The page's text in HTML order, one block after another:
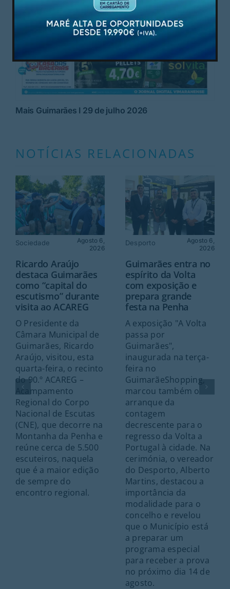
Mais Guimarães I 29 de julho 2026
NOTÍCIAS RELACIONADAS
Sociedade
Agosto 6,
2026
Ricardo Araújo
destaca Guimarães
como “capital do
escutismo” durante
visita ao ACAREG
O Presidente da
Câmara Municipal de
Guimarães, Ricardo
Araújo, visitou, esta
quarta-feira, o recinto
do 90.º ACAREG –
Acampamento
Regional do Corpo
Nacional de Escutas
(CNE), que decorre na
Montanha da Penha e
reúne cerca de 5.500
escuteiros, naquela
que é a maior edição
de sempre do
encontro regional.
Desporto
Agosto 6,
2026
Guimarães entra no
espírito da Volta
com exposição e
prepara grande
festa na Penha
A exposição "A Volta
passa por
Guimarães",
inaugurada na terça-
feira no
GuimarãeShopping,
marcou também o
arranque da
contagem
decrescente para o
regresso da Volta a
Portugal à cidade. Na
cerimónia, o vereador
do Desporto, Alberto
Martins, destacou a
importância da
modalidade para o
concelho e revelou
que o Município está
a preparar um
programa especial
para receber a prova
no próximo dia 14 de
agosto.